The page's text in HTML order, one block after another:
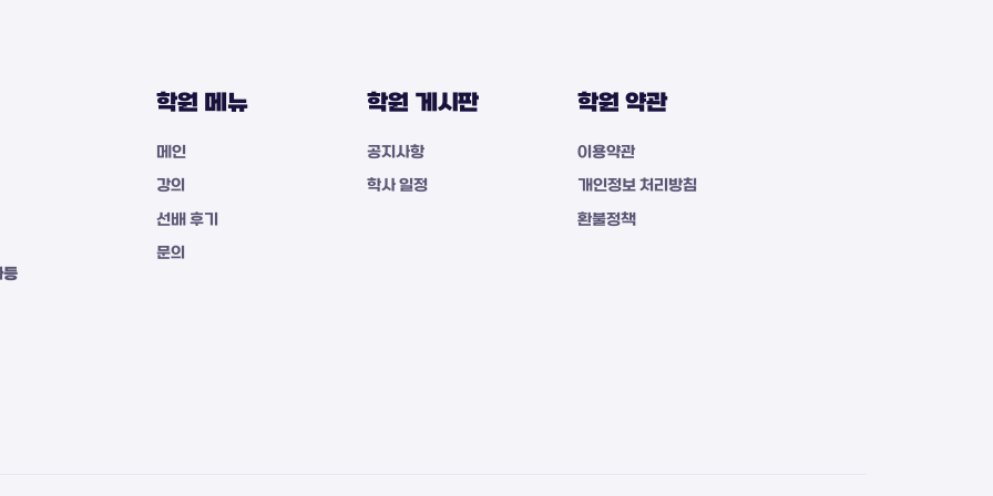
등
학원 메뉴
메인
강의
선배 후기
문의
학원 게시판
공지사항
학사 일정
학원 약관
이용약관
개인정보 처리방침
환불정책